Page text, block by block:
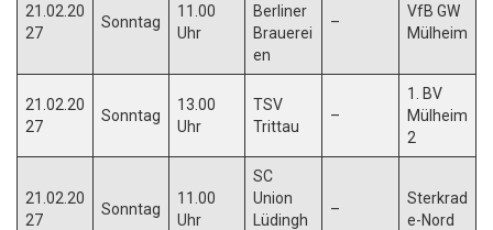
21.02.20
27
Sonntag
11.00
Uhr
Berliner
Brauerei
en
–
VfB GW
Mülheim
21.02.20
27
Sonntag
13.00
Uhr
TSV
Trittau
–
1. BV
Mülheim
2
21.02.20
27
Sonntag
11.00
Uhr
SC
Union
Lüdingh
–
Sterkrad
e-Nord